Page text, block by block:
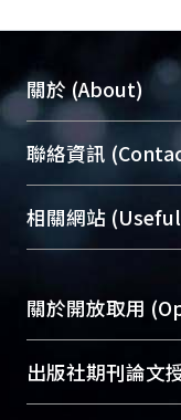
關於 (About)
臺大位居世界頂
展現本校豐碩的
機構典藏（
台，成為臺大學
究能量、促進交
成果。
To permanently
profiles and
services of
聯絡資訊
總館學科館員
醫學圖書館學科
Sciences Library)
相關網站
關於開放取用
開放取用是從使
動，應用在學術
出版社期刊論文